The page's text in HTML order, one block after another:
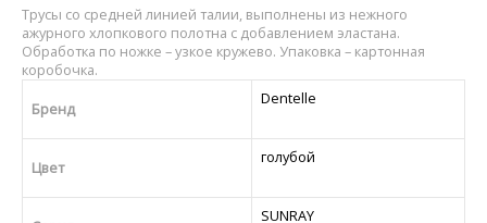
Трусы со средней линией талии, выполнены из нежного
ажурного хлопкового полотна с добавлением эластана.
Обработка по ножке – узкое кружево. Упаковка – картонная
коробочка.
Бренд
Dentelle
Цвет
голубой
SUNRAY